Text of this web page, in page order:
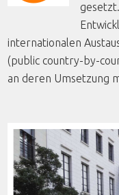
internationalen
(public country-by-
an deren Umsetzung